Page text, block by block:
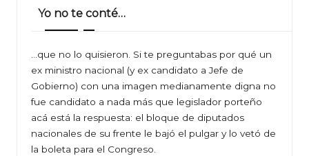
Yo no te conté…
…que no lo quisieron. Si te preguntabas por qué un
ex ministro nacional (y ex candidato a Jefe de
Gobierno) con una imagen medianamente digna no
fue candidato a nada más que legislador porteño
acá está la respuesta: el bloque de diputados
nacionales de su frente le bajó el pulgar y lo vetó de
la boleta para el Congreso.